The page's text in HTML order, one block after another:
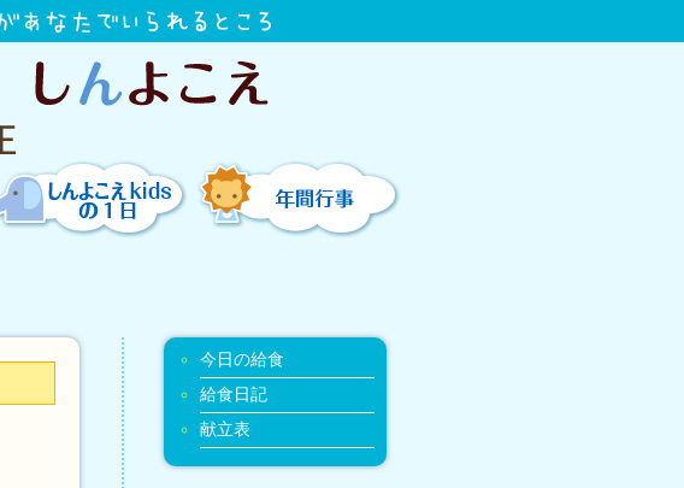
今日の給食
給食日記
献立表